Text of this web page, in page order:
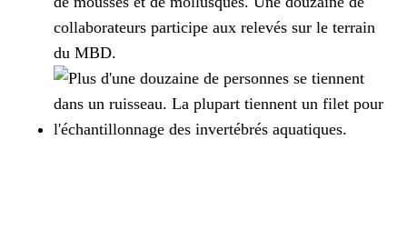
collaborateurs participe aux relevés sur le terrain
du MBD.